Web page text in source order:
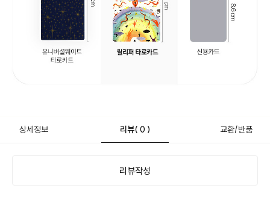
상세정보 리뷰( 0 ) 교환/반품
리뷰작성